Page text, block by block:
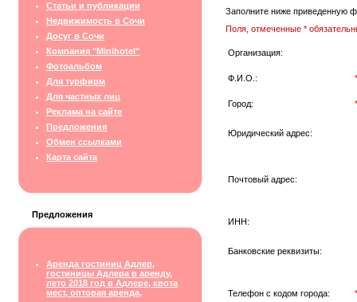
Статьи и публикации
Недвижимость в Сочи
Досуг в Сочи
Компания "Minihotel"
Фотоальбом
Для турфирм
Для частных лиц
Реклама на сайте
Предложения
Обмен ссылками
Карта сайта
Предложения
Аренда гостиниц Адлер,
гостиницы Адлера в аренду,
лето 2018 год в Адлере, квота
мест, оптовая аренда,
Заполните ниже приведенную
Поля, отмеченные *
Организация:
Ф.И.О.: *
Город: *
Юридический адрес:
Почтовый адрес:
ИНН:
Банковские реквизиты:
Телефон с кодом города: *